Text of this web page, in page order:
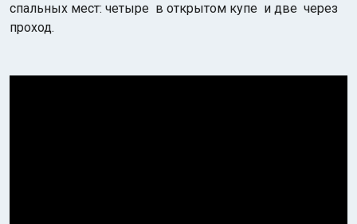
спальных мест: четыре в открытом купе и две через
проход.